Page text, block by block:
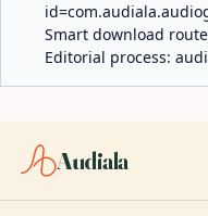
Smart download
Editorial process:
Audiala